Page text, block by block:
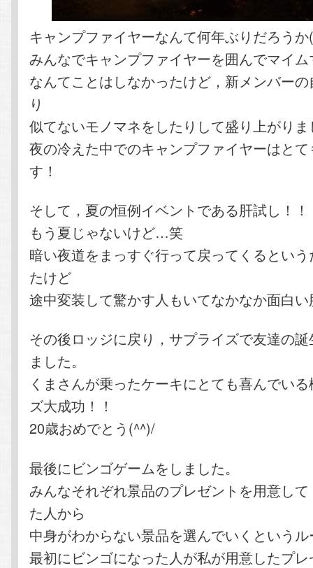
キャンプファイヤーなんて何年ぶりだろう
みんなでキャンプファイヤーを囲んでマイ
なんてことはしなかったけど，新メンバー
り
似てないモノマネをしたりして盛り上がり
夜の冷えた中でのキャンプファイヤーはと
す！
そして，夏の恒例イベントである肝試し！！
もう夏じゃないけど…笑
暗い夜道をまっすぐ行って戻ってくるとい
たけど
途中変装して驚かす人もいてなかなか面白
その後ロッジに戻り，サプライズで友達の
ました。
くまさんが乗ったケーキにとても喜んでい
ズ大成功！！
20歳おめでとう(^^)/
最後にビンゴゲームをしました。
みんなそれぞれ景品のプレゼントを用意し
た人から
中身がわからない景品を選んでいくという
最初にビンゴになった人が私が用意したプ